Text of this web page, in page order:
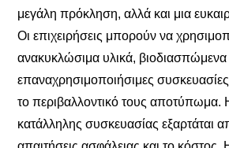
μεγάλη πρόκληση, αλλά και μια
Οι επιχειρήσεις μπορούν να
ανακυκλώσιμα υλικά, βιοδιασπώμενα
επαναχρησιμοποιήσιμες
το περιβαλλοντικό τους αποτύπωμα.
κατάλληλης συσκευασίας εξαρτάται